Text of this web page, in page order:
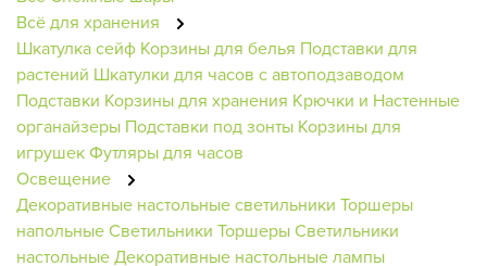
Всё для хранения
Шкатулка сейф Корзины для белья Подставки для
растений Шкатулки для часов с автоподзаводом
Подставки Корзины для хранения Крючки и Настенные
органайзеры Подставки под зонты Корзины для
игрушекФутляры для часов
Освещение
Декоративные настольные светильники Торшеры
напольныеСветильники ТоршерыСветильники
настольныеДекоративные настольные лампы